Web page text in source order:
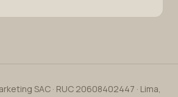
SAC · RUC 20608402447 · Lima,